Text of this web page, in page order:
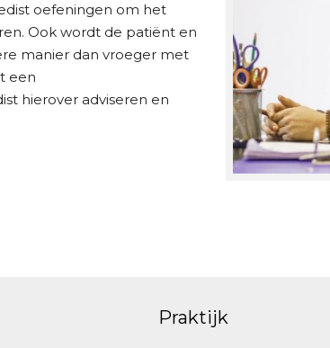
oefeningen om het
Ook wordt de patiënt en
manier dan vroeger met
een
hierover adviseren en
Praktijk